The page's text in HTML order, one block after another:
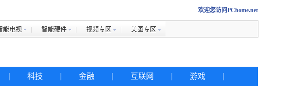
欢迎您访问PChome.net
能电视 智能硬件 视频专区 美图专区
科技 金融 互联网 游戏